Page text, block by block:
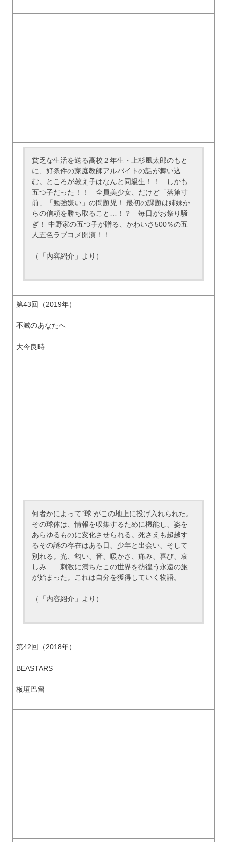
貧乏な生活を送る高校２年生・上杉風太郎のもと
に、好条件の家庭教師アルバイトの話が舞い込
む。ところが教え子はなんと同級生！！ しかも
五つ子だった！！ 全員美少女、だけど「落第寸
前」「勉強嫌い」の問題児！ 最初の課題は姉妹か
らの信頼を勝ち取ること…！？ 毎日がお祭り騒
ぎ！ 中野家の五つ子が贈る、かわいさ500％の五
人五色ラブコメ開演！！
（「内容紹介」より）
第43回（2019年）
不滅のあなたへ
大今良時
何者かによって“球”がこの地上に投げ入れられた。
その球体は、情報を収集するために機能し、姿を
あらゆるものに変化させられる。死さえも超越す
るその謎の存在はある日、少年と出会い、そして
別れる。光、匂い、音、暖かさ、痛み、喜び、哀
しみ……刺激に満ちたこの世界を彷徨う永遠の旅
が始まった。これは自分を獲得していく物語。
（「内容紹介」より）
第42回（2018年）
BEASTARS
板垣巴留